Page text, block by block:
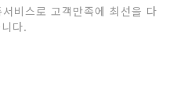
비스로 고객만족에 최선을 다
다.